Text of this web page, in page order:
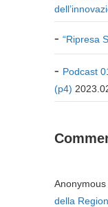
“Ripresa
Podcast
(p4)
Anonymous
della